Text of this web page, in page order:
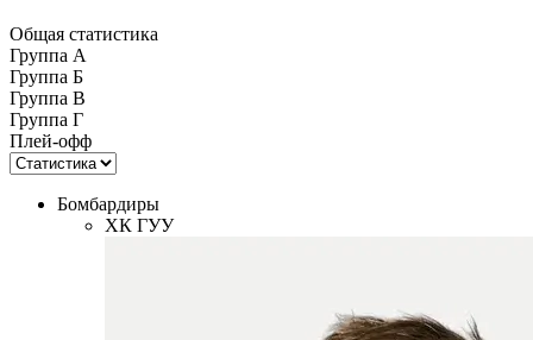
Общая статистика
Группа А
Группа Б
Группа В
Группа Г
Плей-офф
Бомбардиры
ХК ГУУ